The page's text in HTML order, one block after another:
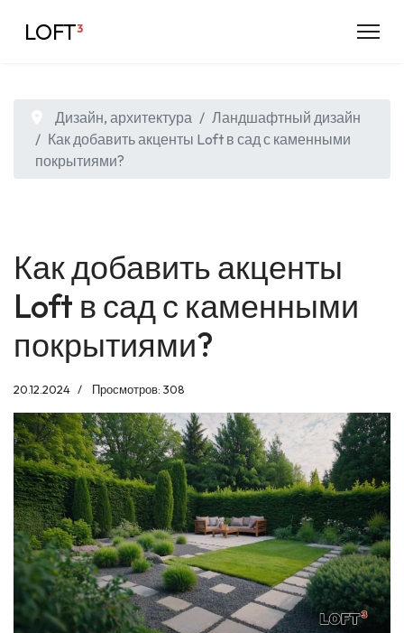
LOFT³
Дизайн, архитектура
Ландшафтный дизайн
Как добавить акценты Loft в сад с каменными
покрытиями?
Как добавить акценты
Loft в сад с каменными
покрытиями?
20.12.2024 Просмотров: 308